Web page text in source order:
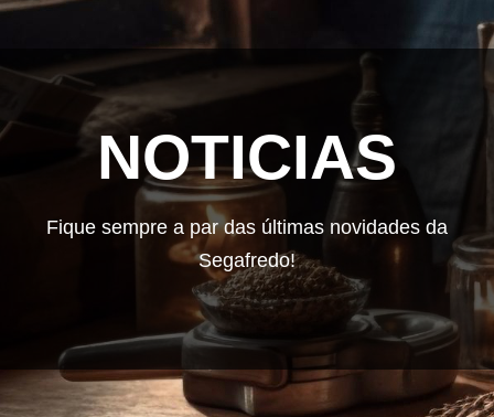
NOTICIAS
Fique sempre a par das últimas novidades da
Segafredo!